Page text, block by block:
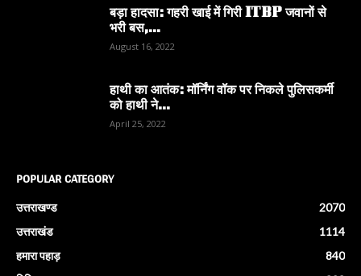
बड़ा हादसा: गहरी खाई में गिरी ITBP जवानों से
भरी बस,...
August 16, 2022
हाथी का आतंक: मॉर्निंग वॉक पर निकले पुलिसकर्मी
को हाथी ने...
April 25, 2022
POPULAR CATEGORY
उत्तराखण्ड
2070
उत्तराखंड
1114
हमारा पहाड़
840